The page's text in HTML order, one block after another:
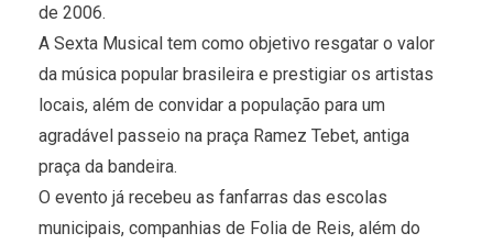
de 2006.
A Sexta Musical tem como objetivo resgatar o valor
da música popular brasileira e prestigiar os artistas
locais, além de convidar a população para um
agradável passeio na praça Ramez Tebet, antiga
praça da bandeira.
O evento já recebeu as fanfarras das escolas
municipais, companhias de Folia de Reis, além do